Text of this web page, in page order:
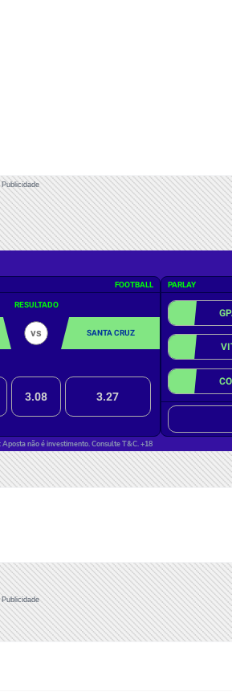
Publicidade
Publicidade